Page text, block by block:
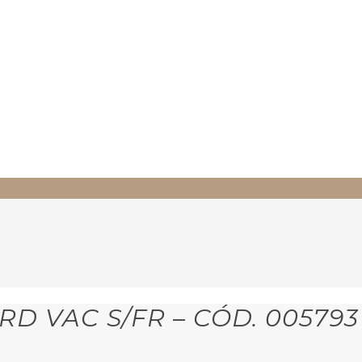
VAC S/FR – CÓD. 005793